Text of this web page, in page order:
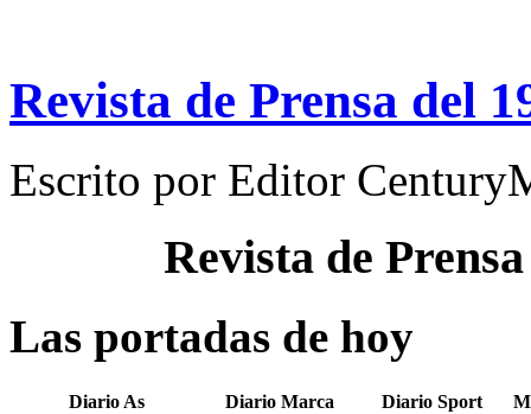
Revista de Prensa del
Escrito por Editor
Revista de
Las portadas de hoy
Diario As Diario Marca Diario Sport